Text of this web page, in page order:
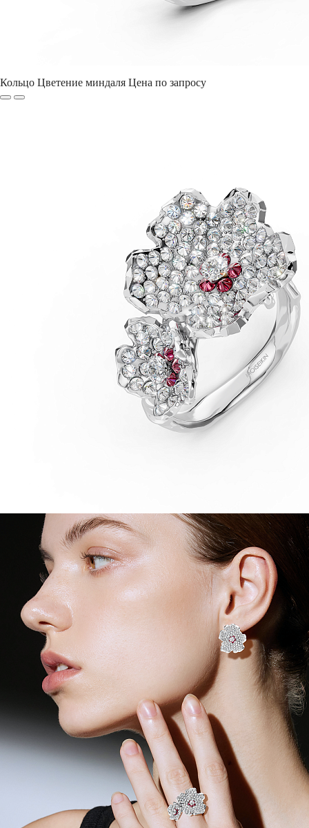
Кольцо Цветение миндаля Цена по запросу